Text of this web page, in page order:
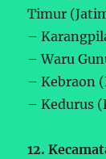
Timur
–
– Waru
– Kebraon
– Kedurus
12.